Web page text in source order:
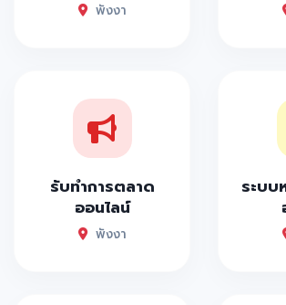
พังงา
รับทำการตลาด
ออนไลน์
พังงา
ระบบ